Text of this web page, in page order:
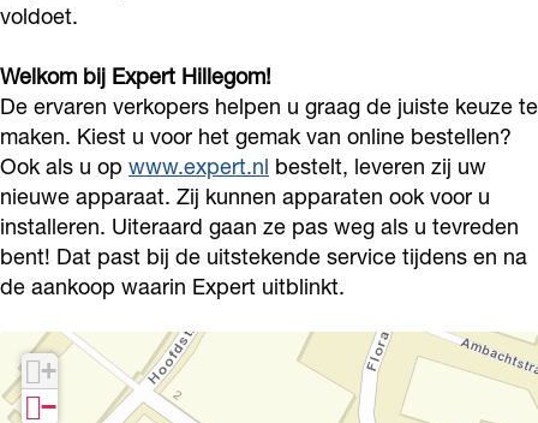
e
g
o
m
l
l
e
g
m
i
l
l
e
g
o
m
e
g
o
m
H
i
l
l
e
g
o
voldoet.
Welkom bij Expert Hillegom!
De ervaren verkopers helpen u graag de juiste keuze te
maken. Kiest u voor het gemak van online bestellen?
Ook als u op www.expert.nl bestelt, leveren zij uw
nieuwe apparaat. Zij kunnen apparaten ook voor u
installeren. Uiteraard gaan ze pas weg als u tevreden
bent! Dat past bij de uitstekende service tijdens en na
de aankoop waarin Expert uitblinkt.
+
−